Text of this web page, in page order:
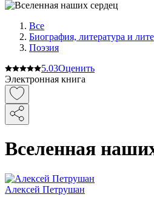
Все
Биография, литература и
Поэзия
5.03Оценить
Электронная книга
Вселенная
Алексей Петрушан